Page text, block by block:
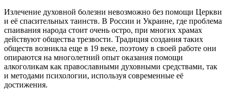
Излечение духовной болезни невозможно без помощи Церкви
и её спасительных таинств. В России и Украине, где проблема
спаивания народа стоит очень остро, при многих храмах
действуют общества трезвости. Традиция создания таких
обществ возникла еще в 19 веке, поэтому в своей работе они
опираются на многолетний опыт оказания помощи
алкоголикам как православными духовными средствами, так
и методами психологии, используя современные её
достижения.